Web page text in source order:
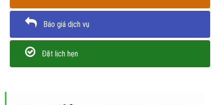
Báo giá dịch vụ
Đặt lịch hẹn